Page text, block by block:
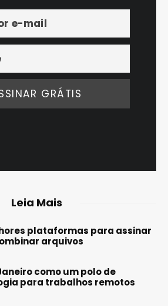
Leia Mais
plataformas para assinar
arquivos
como um polo de
para trabalhos remotos